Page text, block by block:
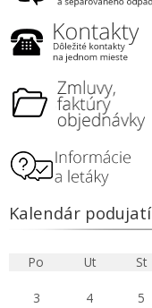
Kalendár podujatí
Po
Ut St
3
4 5